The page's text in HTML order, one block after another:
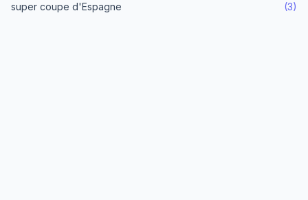
super coupe d'Espagne
(3)